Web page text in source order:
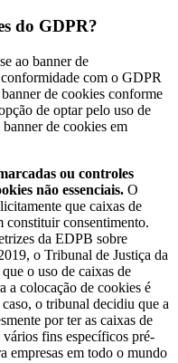
do GDPR?
ao banner de
com o GDPR
de cookies conforme
de optar pelo uso de
de cookies em
ou controles
não essenciais. O
que caixas de
constituir consentimento.
da EDPB sobre
o Tribunal de Justiça da
o uso de caixas de
a colocação de cookies é
caso, o tribunal decidiu que a
por ter as caixas de
vários fins específicos pré-
empresas em todo o mundo